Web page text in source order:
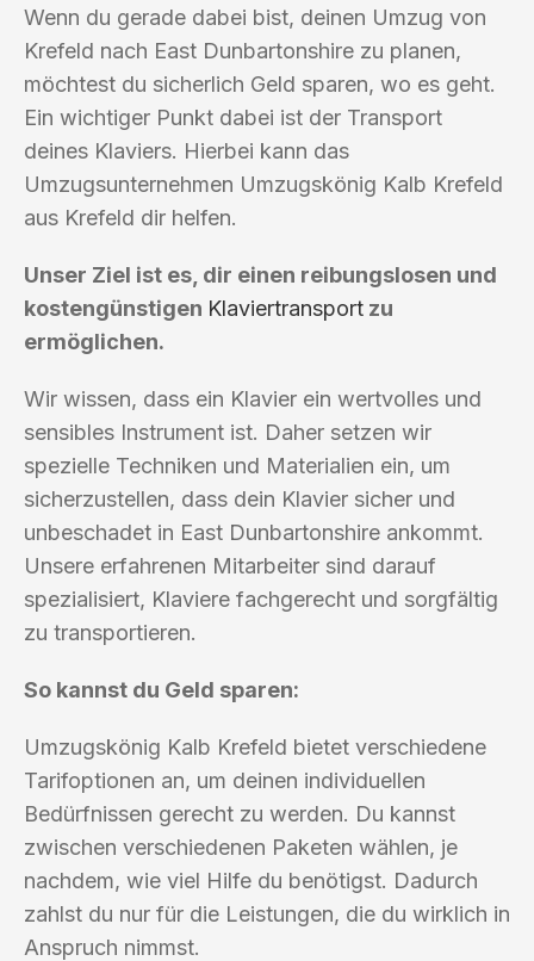
Wenn du gerade dabei bist, deinen Umzug von
Krefeld nach East Dunbartonshire zu planen,
möchtest du sicherlich Geld sparen, wo es geht.
Ein wichtiger Punkt dabei ist der Transport
deines Klaviers. Hierbei kann das
Umzugsunternehmen Umzugskönig Kalb Krefeld
aus Krefeld dir helfen.
Unser Ziel ist es, dir einen reibungslosen und
kostengünstigen Klaviertransport zu
ermöglichen.
Wir wissen, dass ein Klavier ein wertvolles und
sensibles Instrument ist. Daher setzen wir
spezielle Techniken und Materialien ein, um
sicherzustellen, dass dein Klavier sicher und
unbeschadet in East Dunbartonshire ankommt.
Unsere erfahrenen Mitarbeiter sind darauf
spezialisiert, Klaviere fachgerecht und sorgfältig
zu transportieren.
So kannst du Geld sparen:
Umzugskönig Kalb Krefeld bietet verschiedene
Tarifoptionen an, um deinen individuellen
Bedürfnissen gerecht zu werden. Du kannst
zwischen verschiedenen Paketen wählen, je
nachdem, wie viel Hilfe du benötigst. Dadurch
zahlst du nur für die Leistungen, die du wirklich in
Anspruch nimmst.